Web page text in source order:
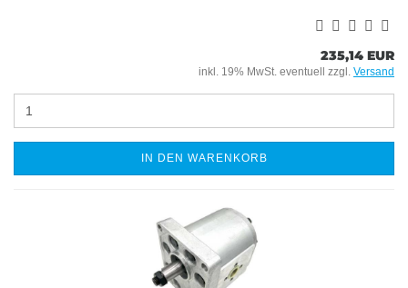
235,14 EUR
inkl. 19% MwSt. eventuell zzgl. Versand
IN DEN WARENKORB